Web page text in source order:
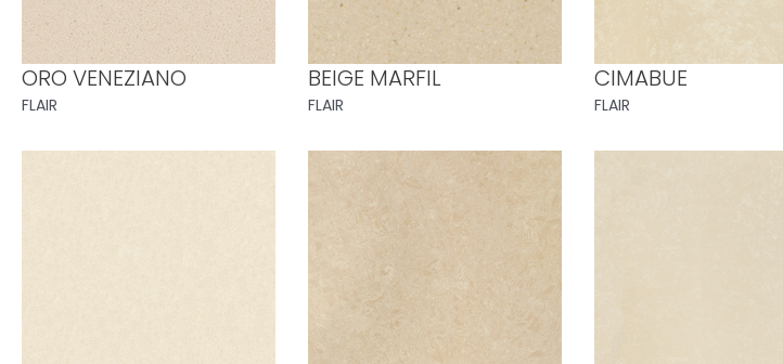
ORO VENEZIANO
FLAIR
BEIGE MARFIL
FLAIR
CIMABUE
FLAIR